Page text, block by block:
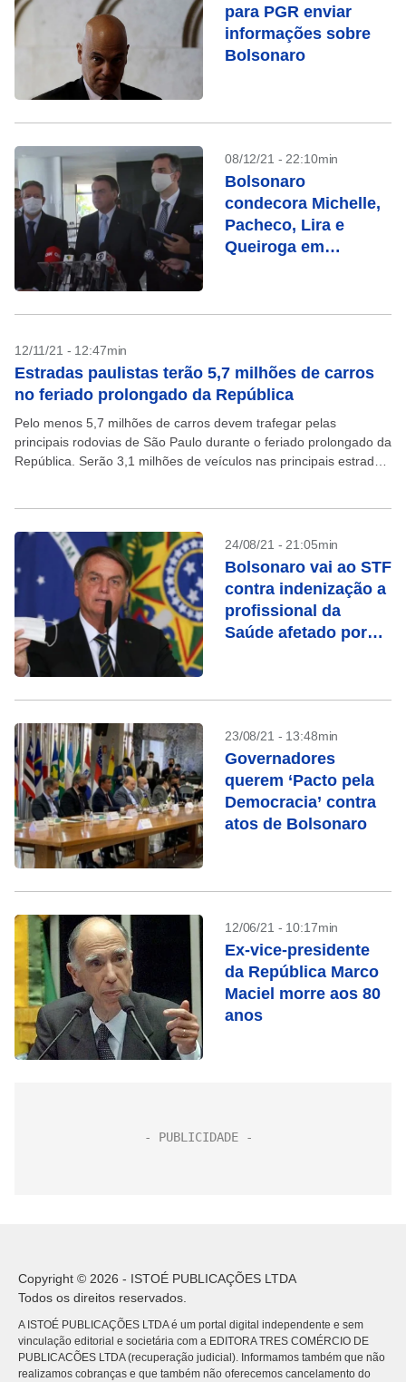
para PGR enviar
informações sobre
Bolsonaro
08/12/21 - 22:10min
Bolsonaro
condecora Michelle,
Pacheco, Lira e
Queiroga em
12/11/21 - 12:47min
Estradas paulistas terão 5,7 milhões de carros
no feriado prolongado da República
Pelo menos 5,7 milhões de carros devem trafegar pelas
principais rodovias de São Paulo durante o feriado prolongado da
República. Serão 3,1 milhões de veículos nas principais estradas
24/08/21 - 21:05min
Bolsonaro vai ao STF
contra indenização a
profissional da
Saúde afetado por
23/08/21 - 13:48min
Governadores
querem ‘Pacto pela
Democracia’ contra
atos de Bolsonaro
12/06/21 - 10:17min
Ex-vice-presidente
da República Marco
Maciel morre aos 80
anos
Copyright © 2026 - ISTOÉ PUBLICAÇÕES LTDA
Todos os direitos reservados.
A ISTOÉ PUBLICAÇÕES LTDA é um portal digital independente e sem
vinculação editorial e societária com a EDITORA TRES COMÉRCIO DE
PUBLICACÕES LTDA (recuperação judicial). Informamos também que não
realizamos cobranças e que também não oferecemos cancelamento do